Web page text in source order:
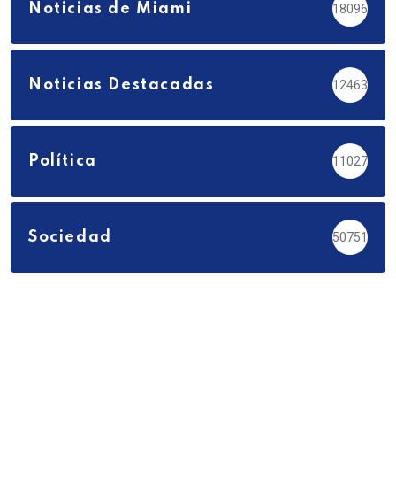
Noticias de Miami 18096
Noticias Destacadas 12463
Política 11027
Sociedad 50751